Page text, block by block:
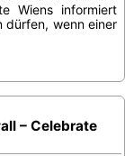
Wiens informiert
dürfen, wenn einer
– Celebrate